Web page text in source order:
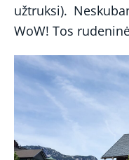
užtruksi).
WoW! Tos